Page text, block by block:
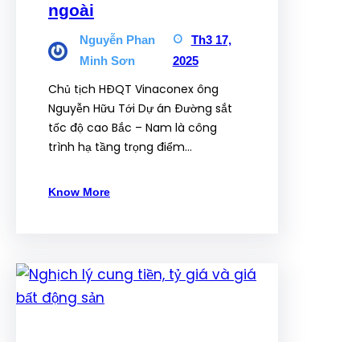
ngoài
Nguyễn Phan
Minh Sơn
Th3 17,
2025
Chủ tịch HĐQT Vinaconex ông
Nguyễn Hữu Tới Dự án Đường sắt
tốc độ cao Bắc – Nam là công
trình hạ tầng trọng điểm…
Know More